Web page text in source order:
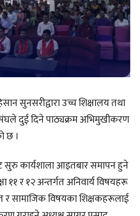
सुनसरीद्वारा उच्च शिक्षालय तथा
दुई दिने पाठ्यक्रम अभिमुखीकरण
छ ।
सुरु कार्यशाला आइतबार समापन हुने
११ र १२ अन्तर्गत अनिवार्य विषयहरू
र सामाजिक विषयका शिक्षकहरूलाई